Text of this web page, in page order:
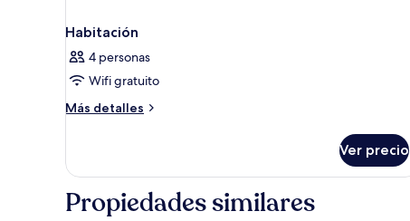
Habitación
4 personas
Wifi gratuito
Más detalles
Más
Ver precio
Propiedades similares